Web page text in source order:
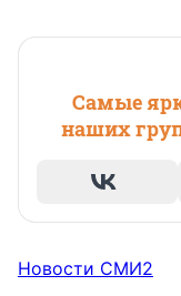
Самые
наших
Новости СМИ2